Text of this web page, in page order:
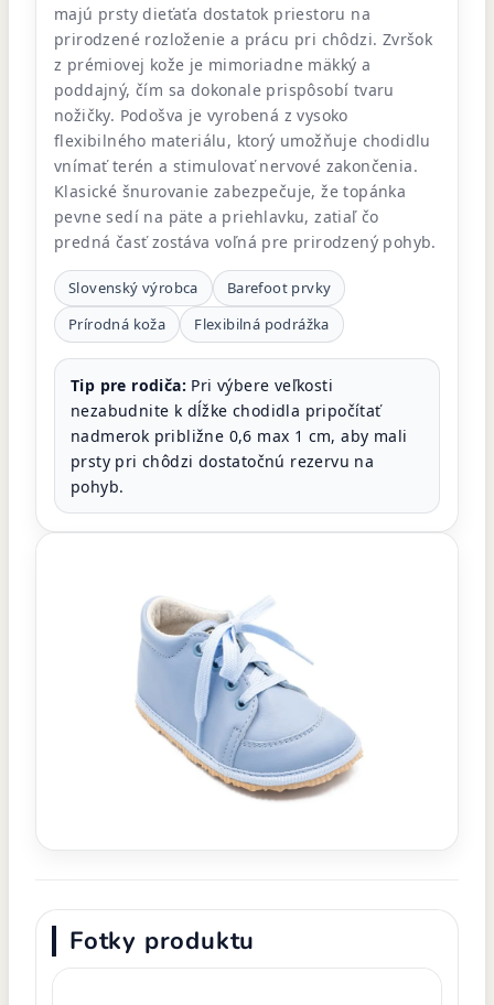
majú prsty dieťaťa dostatok priestoru na
prirodzené rozloženie a prácu pri chôdzi. Zvršok
z prémiovej kože je mimoriadne mäkký a
poddajný, čím sa dokonale prispôsobí tvaru
nožičky. Podošva je vyrobená z vysoko
flexibilného materiálu, ktorý umožňuje chodidlu
vnímať terén a stimulovať nervové zakončenia.
Klasické šnurovanie zabezpečuje, že topánka
pevne sedí na päte a priehlavku, zatiaľ čo
predná časť zostáva voľná pre prirodzený pohyb.
Slovenský výrobca
Barefoot prvky
Prírodná koža
Flexibilná podrážka
Tip pre rodiča: Pri výbere veľkosti
nezabudnite k dĺžke chodidla pripočítať
nadmerok približne 0,6 max 1 cm, aby mali
prsty pri chôdzi dostatočnú rezervu na
pohyb.
Fotky produktu